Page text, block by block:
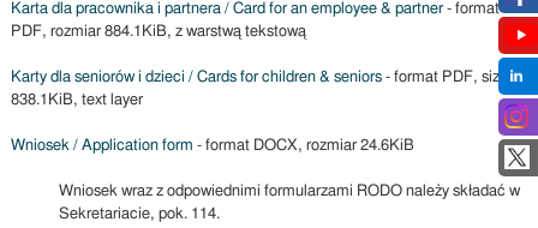
Karta dla pracownika i partnera / Card for an employee & partner- format
PDF, rozmiar 884.1KiB, z warstwą tekstową
Karty dla seniorów i dzieci / Cards for children & seniors- format PDF, size
838.1KiB, text layer
Wniosek / Application form - format DOCX, rozmiar 24.6KiB
Wniosek wraz z odpowiednimi formularzami RODO należy składać w
Sekretariacie, pok. 114.